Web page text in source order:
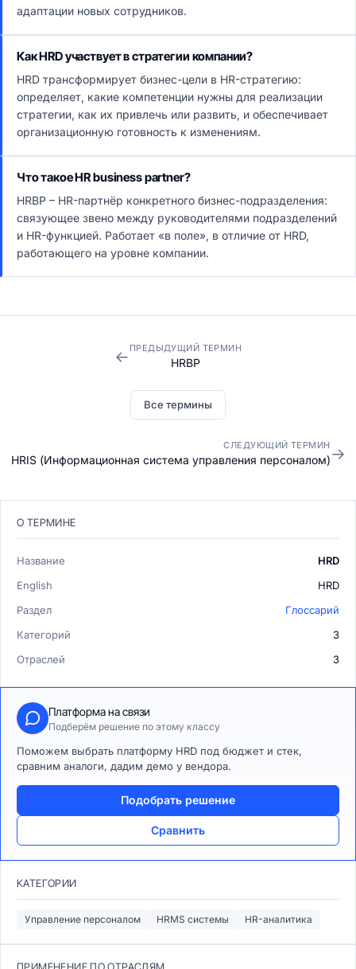
адаптации новых сотрудников.
Как HRD участвует в стратегии компании?
HRD трансформирует бизнес-цели в HR-стратегию:
определяет, какие компетенции нужны для реализации
стратегии, как их привлечь или развить, и обеспечивает
организационную готовность к изменениям.
Что такое HR business partner?
HRBP – HR-партнёр конкретного бизнес-подразделения:
связующее звено между руководителями подразделений
и HR-функцией. Работает «в поле», в отличие от HRD,
работающего на уровне компании.
← ПРЕДЫДУЩИЙ ТЕРМИН
HRBP
Все термины
СЛЕДУЮЩИЙ ТЕРМИН
HRIS (Информационная система управления персоналом)→
О ТЕРМИНЕ
Название
HRD
English
HRD
Раздел
Глоссарий
Категорий
3
Отраслей
3
Платформа на связи
Подберём решение по этому классу
Поможем выбрать платформу HRD под бюджет и стек,
сравним аналоги, дадим демо у вендора.
Подобрать решение
Сравнить
КАТЕГОРИИ
Управление персоналом HRMS системы HR-аналитика